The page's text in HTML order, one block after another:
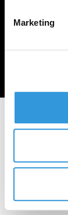
Marketing